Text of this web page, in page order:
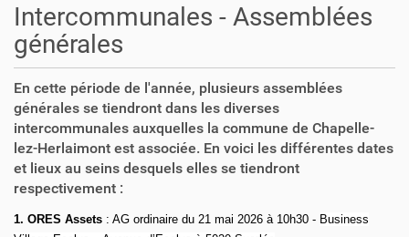
Intercommunales - Assemblées
générales
En cette période de l'année, plusieurs assemblées
générales se tiendront dans les diverses
intercommunales auxquelles la commune de Chapelle-
lez-Herlaimont est associée. En voici les différentes dates
et lieux au seins desquels elles se tiendront
respectivement :
1. ORES Assets : AG ordinaire du 21 mai 2026 à 10h30 - Business